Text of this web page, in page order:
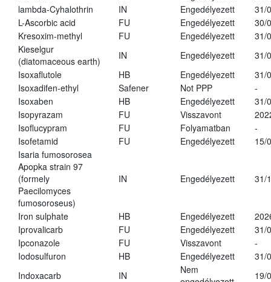
lambda-Cyhalothrin
IN Engedélyezett
31/
L-Ascorbic acid
FU Engedélyezett
30/
Kresoxim-methyl
FU Engedélyezett
31/
Kieselgur
(diatomaceous earth)
IN Engedélyezett
31/
Isoxaflutole
HB Engedélyezett
31/
Isoxadifen-ethyl
Safener Not PPP
-
Isoxaben
HB Engedélyezett
31/
Isopyrazam
FU Visszavont
Isoflucypram
FU Folyamatban
-
Isofetamid
FU Engedélyezett
15/
Isaria fumosorosea
Apopka strain 97
(formely
Paecilomyces
fumosoroseus)
IN Engedélyezett 31/
Iron sulphate HB Engedélyezett
Iprovalicarb
FU Engedélyezett
31/
Ipconazole
FU Visszavont
-
Iodosulfuron
HB Engedélyezett
31/
Indoxacarb
IN
Nem
19/